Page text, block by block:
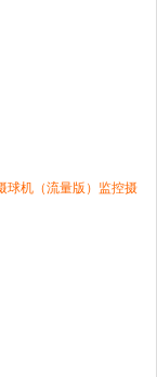
球机（流量版）监控摄